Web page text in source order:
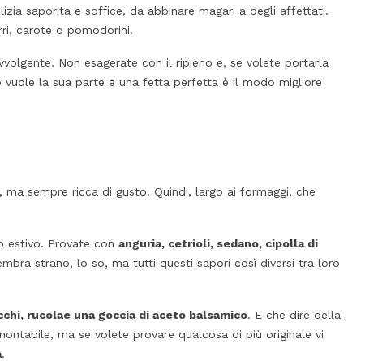
saporita e soffice, da abbinare magari a degli affettati.
carote o pomodorini.
Non esagerate con il ripieno e, se volete portarla
vuole la sua parte e una fetta perfetta è il modo migliore
sempre ricca di gusto. Quindi, largo ai formaggi, che
estivo. Provate con anguria, cetrioli, sedano, cipolla di
strano, lo so, ma tutti questi sapori così diversi tra loro
rucolae una goccia di aceto balsamico. E che dire della
ma se volete provare qualcosa di più originale vi
.